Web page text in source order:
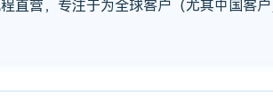
直营，专注于为全球客户（尤其中国客